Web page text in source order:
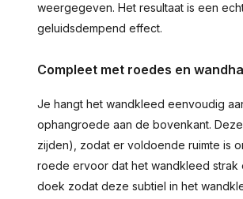
weergegeven. Het resultaat is een
geluidsdempend effect.
Compleet met roedes en
Je hangt het wandkleed eenvoudig
ophangroede aan de bovenkant.
zijden), zodat er voldoende ruimte is
roede ervoor dat het wandkleed
doek zodat deze subtiel in het